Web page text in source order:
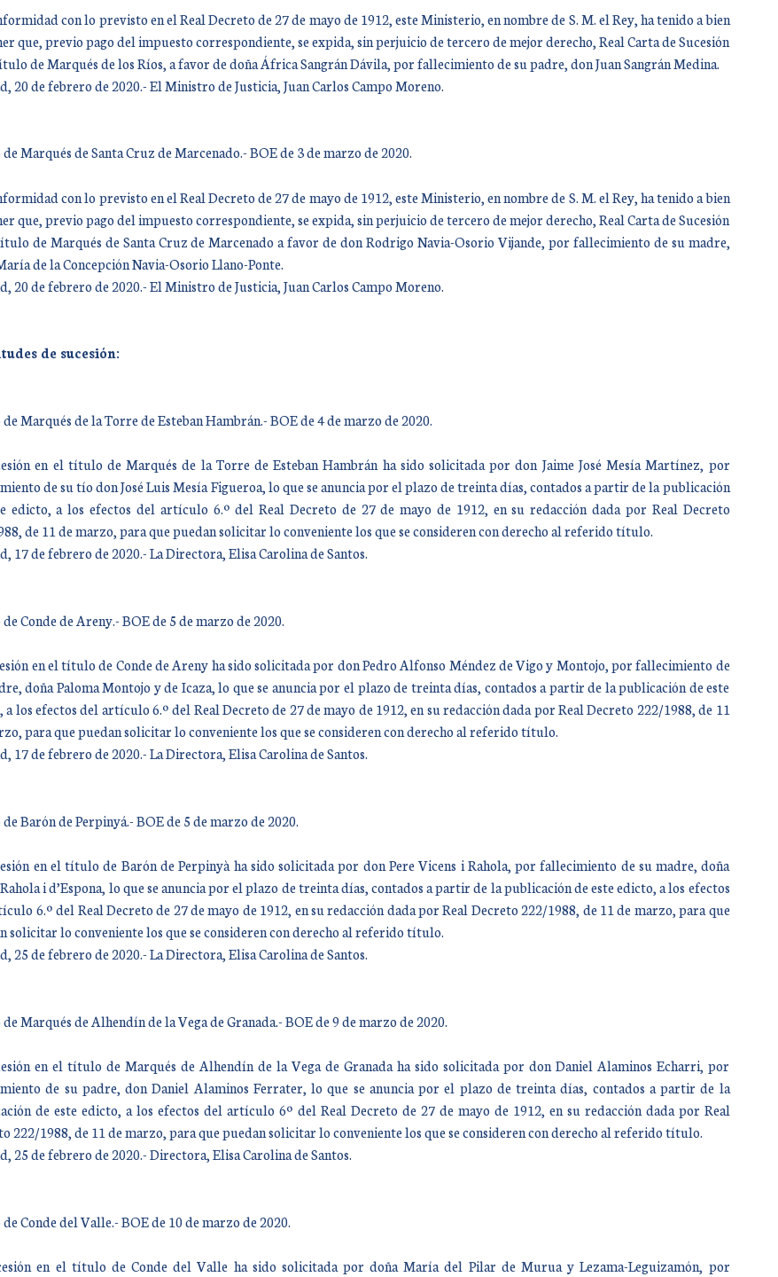
con lo previsto en el Real Decreto de 27 de mayo de 1912, este Ministerio, en nombre de S. M. el Rey, ha tenido a bien
que, previo pago del impuesto correspondiente, se expida, sin perjuicio de tercero de mejor derecho, Real Carta de Sucesión
de Marqués de los Ríos, a favor de doña África Sangrán Dávila, por fallecimiento de su padre, don Juan Sangrán Medina.
20 de febrero de 2020.- El Ministro de Justicia, Juan Carlos Campo Moreno.
Marqués de Santa Cruz de Marcenado.- BOE de 3 de marzo de 2020.
con lo previsto en el Real Decreto de 27 de mayo de 1912, este Ministerio, en nombre de S. M. el Rey, ha tenido a bien
que, previo pago del impuesto correspondiente, se expida, sin perjuicio de tercero de mejor derecho, Real Carta de Sucesión
de Marqués de Santa Cruz de Marcenado a favor de don Rodrigo Navia-Osorio Vijande, por fallecimiento de su madre,
de la Concepción Navia-Osorio Llano-Ponte.
20 de febrero de 2020.- El Ministro de Justicia, Juan Carlos Campo Moreno.
de sucesión:
Marqués de la Torre de Esteban Hambrán.- BOE de 4 de marzo de 2020.
en el título de Marqués de la Torre de Esteban Hambrán ha sido solicitada por don Jaime José Mesía Martínez, por
de su tío don José Luis Mesía Figueroa, lo que se anuncia por el plazo de treinta días, contados a partir de la publicación
edicto, a los efectos del artículo 6.º del Real Decreto de 27 de mayo de 1912, en su redacción dada por Real Decreto
de 11 de marzo, para que puedan solicitar lo conveniente los que se consideren con derecho al referido título.
17 de febrero de 2020.- La Directora, Elisa Carolina de Santos.
Conde de Areny.- BOE de 5 de marzo de 2020.
en el título de Conde de Areny ha sido solicitada por don Pedro Alfonso Méndez de Vigo y Montojo, por fallecimiento de
doña Paloma Montojo y de Icaza, lo que se anuncia por el plazo de treinta días, contados a partir de la publicación de este
a los efectos del artículo 6.º del Real Decreto de 27 de mayo de 1912, en su redacción dada por Real Decreto 222/1988, de 11
para que puedan solicitar lo conveniente los que se consideren con derecho al referido título.
17 de febrero de 2020.- La Directora, Elisa Carolina de Santos.
Barón de Perpinyá.- BOE de 5 de marzo de 2020.
en el título de Barón de Perpinyà ha sido solicitada por don Pere Vicens i Rahola, por fallecimiento de su madre, doña
i d’Espona, lo que se anuncia por el plazo de treinta días, contados a partir de la publicación de este edicto, a los efectos
6.º del Real Decreto de 27 de mayo de 1912, en su redacción dada por Real Decreto 222/1988, de 11 de marzo, para que
solicitar lo conveniente los que se consideren con derecho al referido título.
25 de febrero de 2020.- La Directora, Elisa Carolina de Santos.
Marqués de Alhendín de la Vega de Granada.- BOE de 9 de marzo de 2020.
en el título de Marqués de Alhendín de la Vega de Granada ha sido solicitada por don Daniel Alaminos Echarri, por
de su padre, don Daniel Alaminos Ferrater, lo que se anuncia por el plazo de treinta días, contados a partir de la
de este edicto, a los efectos del artículo 6º del Real Decreto de 27 de mayo de 1912, en su redacción dada por Real
222/1988, de 11 de marzo, para que puedan solicitar lo conveniente los que se consideren con derecho al referido título.
25 de febrero de 2020.- Directora, Elisa Carolina de Santos.
Conde del Valle.- BOE de 10 de marzo de 2020.
en el título de Conde del Valle ha sido solicitada por doña María del Pilar de Murua y Lezama-Leguizamón, por